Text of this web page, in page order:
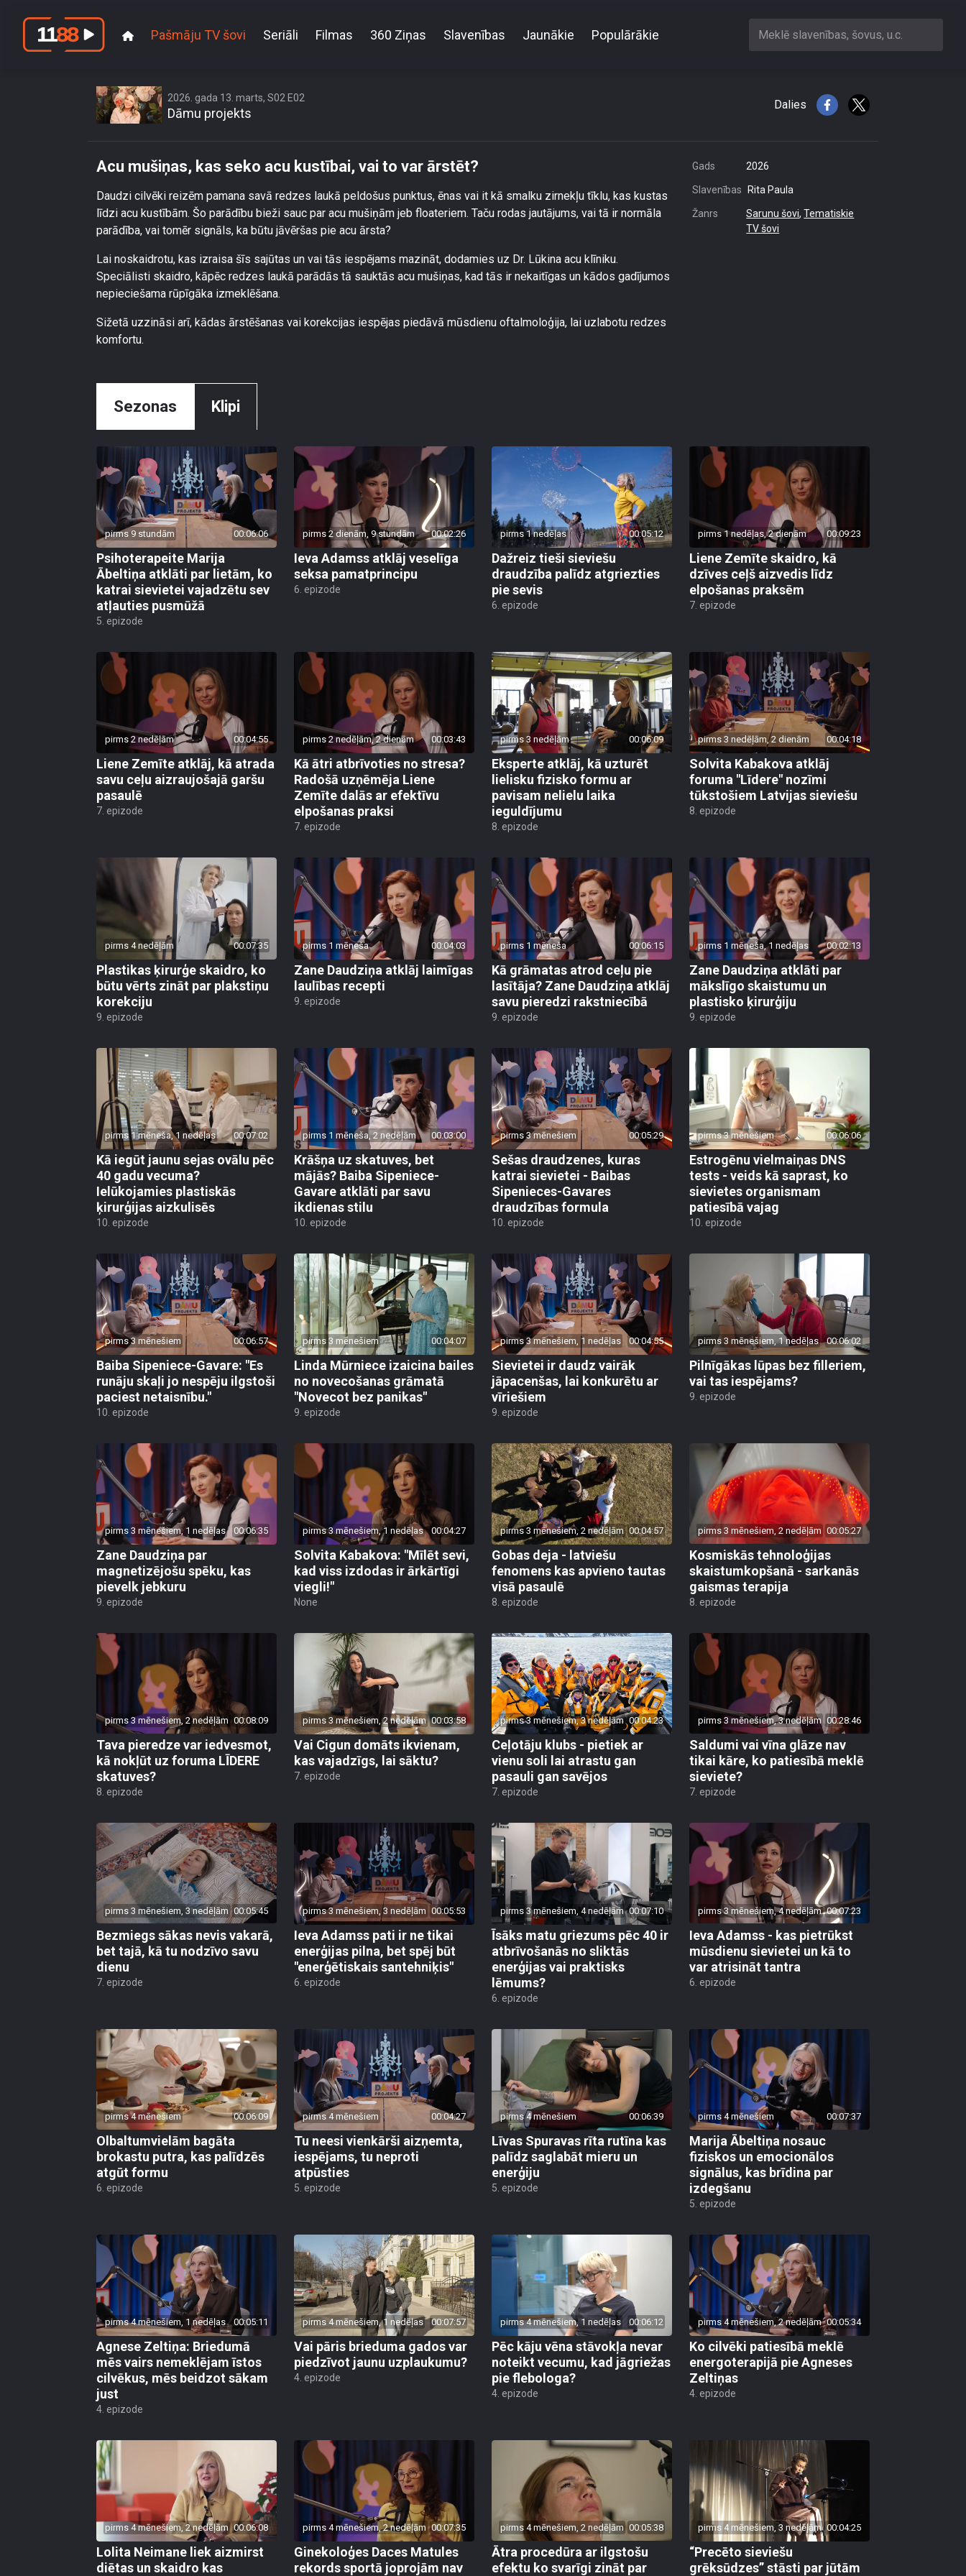
Pašmāju TV šovi Seriāli Filmas 360 Ziņas Slavenības Jaunākie Populārākie Meklē slavenības, šovus, u.c.
2026. gada 13. marts, S02 E02
Dāmu projekts
Dalies
Acu mušiņas, kas seko acu kustībai, vai to var ārstēt?
Daudzi cilvēki reizēm pamana savā redzes laukā peldošus punktus, ēnas vai it kā smalku zirnekļu tīklu, kas kustas
līdzi acu kustībām. Šo parādību bieži sauc par acu mušiņām jeb floateriem. Taču rodas jautājums, vai tā ir normāla
parādība, vai tomēr signāls, ka būtu jāvēršas pie acu ārsta?
Lai noskaidrotu, kas izraisa šīs sajūtas un vai tās iespējams mazināt, dodamies uz Dr. Lūkina acu klīniku.
Speciālisti skaidro, kāpēc redzes laukā parādās tā sauktās acu mušiņas, kad tās ir nekaitīgas un kādos gadījumos
nepieciešama rūpīgāka izmeklēšana.
Sižetā uzzināsi arī, kādas ārstēšanas vai korekcijas iespējas piedāvā mūsdienu oftalmoloģija, lai uzlabotu redzes
komfortu.
Gads 2026
Slavenības Rita Paula
Žanrs Sarunu šovi,Tematiskie
TV šovi
Sezonas Klipi
pirms 9 stundām 00:06:06
Psihoterapeite Marija
Ābeltiņa atklāti par lietām, ko
katrai sievietei vajadzētu sev
atļauties pusmūžā
5. epizode
pirms 2 dienām, 9 stundām 00:02:26
Ieva Adamss atklāj veselīga
seksa pamatprincipu
6. epizode
pirms 1 nedēļas 00:05:12
Dažreiz tieši sieviešu
draudzība palīdz atgriezties
pie sevis
6. epizode
pirms 1 nedēļas, 2 dienām 00:09:23
Liene Zemīte skaidro, kā
dzīves ceļš aizvedis līdz
elpošanas praksēm
7. epizode
pirms 2 nedēļām 00:04:55
Liene Zemīte atklāj, kā atrada
savu ceļu aizraujošajā garšu
pasaulē
7. epizode
pirms 2 nedēļām, 2 dienām 00:03:43
Kā ātri atbrīvoties no stresa?
Radošā uzņēmēja Liene
Zemīte dalās ar efektīvu
elpošanas praksi
7. epizode
pirms 3 nedēļām 00:06:09
Eksperte atklāj, kā uzturēt
lielisku fizisko formu ar
pavisam nelielu laika
ieguldījumu
8. epizode
pirms 3 nedēļām, 2 dienām 00:04:18
Solvita Kabakova atklāj
foruma "Līdere" nozīmi
tūkstošiem Latvijas sieviešu
8. epizode
pirms 4 nedēļām 00:07:35
Plastikas ķirurģe skaidro, ko
būtu vērts zināt par plakstiņu
korekciju
9. epizode
pirms 1 mēneša 00:04:03
Zane Daudziņa atklāj laimīgas
laulības recepti
9. epizode
pirms 1 mēneša 00:06:15
Kā grāmatas atrod ceļu pie
lasītāja? Zane Daudziņa atklāj
savu pieredzi rakstniecībā
9. epizode
pirms 1 mēneša, 1 nedēļas 00:02:13
Zane Daudziņa atklāti par
mākslīgo skaistumu un
plastisko ķirurģiju
9. epizode
pirms 1 mēneša, 1 nedēļas 00:07:02
Kā iegūt jaunu sejas ovālu pēc
40 gadu vecuma?
Ielūkojamies plastiskās
ķirurģijas aizkulisēs
10. epizode
pirms 1 mēneša, 2 nedēļām 00:03:00
Krāšņa uz skatuves, bet
mājās? Baiba Sipeniece-
Gavare atklāti par savu
ikdienas stilu
10. epizode
pirms 3 mēnešiem 00:05:29
Sešas draudzenes, kuras
katrai sievietei - Baibas
Sipenieces-Gavares
draudzības formula
10. epizode
pirms 3 mēnešiem 00:06:06
Estrogēnu vielmaiņas DNS
tests - veids kā saprast, ko
sievietes organismam
patiesībā vajag
10. epizode
pirms 3 mēnešiem 00:06:57
Baiba Sipeniece-Gavare: "Es
runāju skaļi jo nespēju ilgstoši
paciest netaisnību."
10. epizode
pirms 3 mēnešiem 00:04:07
Linda Mūrniece izaicina bailes
no novecošanas grāmatā
"Novecot bez panikas"
9. epizode
pirms 3 mēnešiem, 1 nedēļas 00:04:55
Sievietei ir daudz vairāk
jāpacenšas, lai konkurētu ar
vīriešiem
9. epizode
pirms 3 mēnešiem, 1 nedēļas 00:06:02
Pilnīgākas lūpas bez filleriem,
vai tas iespējams?
9. epizode
pirms 3 mēnešiem, 1 nedēļas 00:06:35
Zane Daudziņa par
magnetizējošu spēku, kas
pievelk jebkuru
9. epizode
pirms 3 mēnešiem, 1 nedēļas 00:04:27
Solvita Kabakova: "Mīlēt sevi,
kad viss izdodas ir ārkārtīgi
viegli!"
None
pirms 3 mēnešiem, 2 nedēļām 00:04:57
Gobas deja - latviešu
fenomens kas apvieno tautas
visā pasaulē
8. epizode
pirms 3 mēnešiem, 2 nedēļām 00:05:27
Kosmiskās tehnoloģijas
skaistumkopšanā - sarkanās
gaismas terapija
8. epizode
pirms 3 mēnešiem, 2 nedēļām 00:08:09
Tava pieredze var iedvesmot,
kā nokļūt uz foruma LĪDERE
skatuves?
8. epizode
pirms 3 mēnešiem, 2 nedēļām 00:03:58
Vai Cigun domāts ikvienam,
kas vajadzīgs, lai sāktu?
7. epizode
pirms 3 mēnešiem, 3 nedēļām 00:04:23
Ceļotāju klubs - pietiek ar
vienu soli lai atrastu gan
pasauli gan savējos
7. epizode
pirms 3 mēnešiem, 3 nedēļām 00:28:46
Saldumi vai vīna glāze nav
tikai kāre, ko patiesībā meklē
sieviete?
7. epizode
pirms 3 mēnešiem, 3 nedēļām 00:05:45
Bezmiegs sākas nevis vakarā,
bet tajā, kā tu nodzīvo savu
dienu
7. epizode
pirms 3 mēnešiem, 3 nedēļām 00:05:53
Ieva Adamss pati ir ne tikai
enerģijas pilna, bet spēj būt
"enerģētiskais santehniķis"
6. epizode
pirms 3 mēnešiem, 4 nedēļām 00:07:10
Īsāks matu griezums pēc 40 ir
atbrīvošanās no sliktās
enerģijas vai praktisks
lēmums?
6. epizode
pirms 3 mēnešiem, 4 nedēļām 00:07:23
Ieva Adamss - kas pietrūkst
mūsdienu sievietei un kā to
var atrisināt tantra
6. epizode
pirms 4 mēnešiem 00:06:09
Olbaltumvielām bagāta
brokastu putra, kas palīdzēs
atgūt formu
6. epizode
pirms 4 mēnešiem 00:04:27
Tu neesi vienkārši aizņemta,
iespējams, tu neproti
atpūsties
5. epizode
pirms 4 mēnešiem 00:06:39
Līvas Spuravas rīta rutīna kas
palīdz saglabāt mieru un
enerģiju
5. epizode
pirms 4 mēnešiem 00:07:37
Marija Ābeltiņa nosauc
fiziskos un emocionālos
signālus, kas brīdina par
izdegšanu
5. epizode
pirms 4 mēnešiem, 1 nedēļas 00:05:11
Agnese Zeltiņa: Briedumā
mēs vairs nemeklējam īstos
cilvēkus, mēs beidzot sākam
just
4. epizode
pirms 4 mēnešiem, 1 nedēļas 00:07:57
Vai pāris brieduma gados var
piedzīvot jaunu uzplaukumu?
4. epizode
pirms 4 mēnešiem, 1 nedēļas 00:06:12
Pēc kāju vēna stāvokļa nevar
noteikt vecumu, kad jāgriežas
pie flebologa?
4. epizode
pirms 4 mēnešiem, 2 nedēļām 00:05:34
Ko cilvēki patiesībā meklē
energoterapijā pie Agneses
Zeltiņas
4. epizode
pirms 4 mēnešiem, 2 nedēļām 00:06:08
Lolita Neimane liek aizmirst
diētas un skaidro kas
pirms 4 mēnešiem, 2 nedēļām 00:07:35
Ginekoloģes Daces Matules
rekords sportā joprojām nav
pirms 4 mēnešiem, 2 nedēļām 00:05:38
Ātra procedūra ar ilgstošu
efektu ko svarīgi zināt par
pirms 4 mēnešiem, 3 nedēļām 00:04:25
“Precēto sieviešu
grēksūdzes” stāsti par jūtām